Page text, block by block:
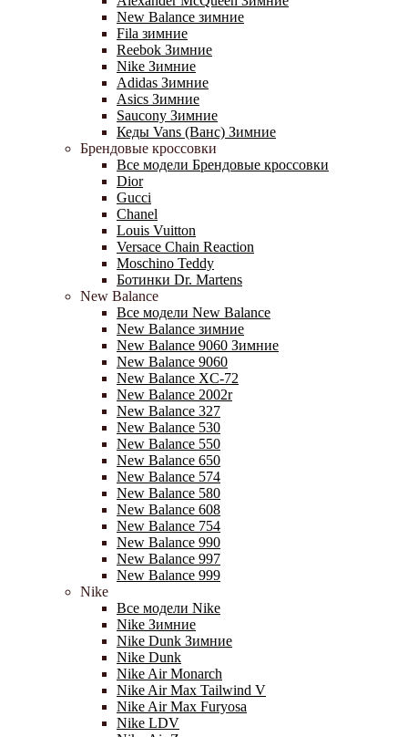
New Balance зимние
Fila зимние
Reebok Зимние
Nike Зимние
Adidas Зимние
Asics Зимние
Saucony Зимние
Кеды Vans (Ванс) Зимние
Брендовые кроссовки
Все модели Брендовые кроссовки
Dior
Gucci
Chanel
Louis Vuitton
Versace Chain Reaction
Moschino Teddy
Ботинки Dr. Martens
New Balance
Все модели New Balance
New Balance зимние
New Balance 9060 Зимние
New Balance 9060
New Balance XC-72
New Balance 2002r
New Balance 327
New Balance 530
New Balance 550
New Balance 650
New Balance 574
New Balance 580
New Balance 608
New Balance 754
New Balance 990
New Balance 997
New Balance 999
Nike
Все модели Nike
Nike Зимние
Nike Dunk Зимние
Nike Dunk
Nike Air Monarch
Nike Air Max Tailwind V
Nike Air Max Furyosa
Nike LDV